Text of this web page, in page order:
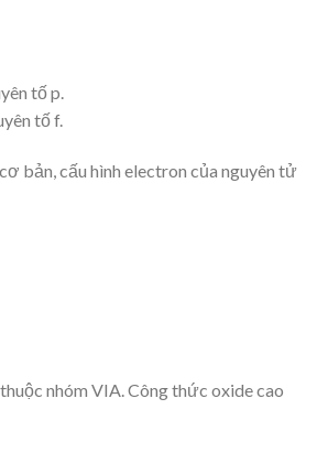
tố p.
tố f.
bản, cấu hình electron của nguyên tử
nhóm VIA. Công thức oxide cao